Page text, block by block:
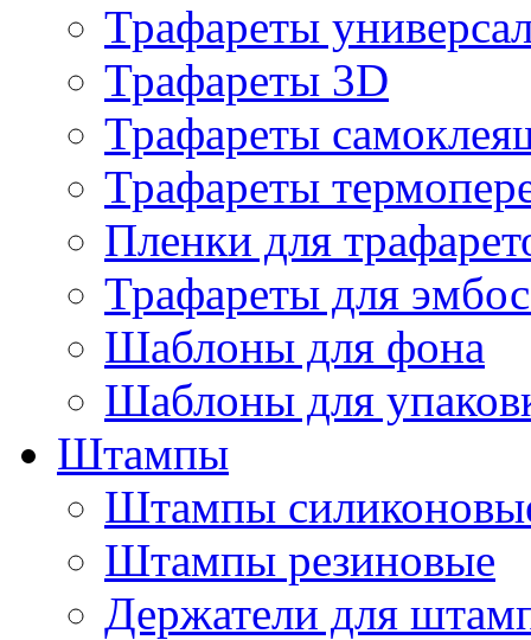
Трафареты
Трафареты 3D
Трафареты
Трафареты
Пленки для
Трафареты для
Шаблоны для фона
Шаблоны для
Штампы
Штампы
Штампы резиновые
Держатели для